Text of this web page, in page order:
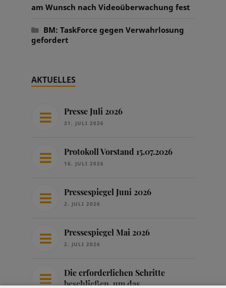
am Wunsch nach Videoüberwachung fest
BM: TaskForce gegen Verwahrlosung
gefordert
AKTUELLES
Presse Juli 2026
31. JULI 2026
Protokoll Vorstand 15.07.2026
16. JULI 2026
Pressespiegel Juni 2026
2. JULI 2026
Pressespiegel Mai 2026
2. JULI 2026
Die erforderlichen Schritte
beschließen, um das